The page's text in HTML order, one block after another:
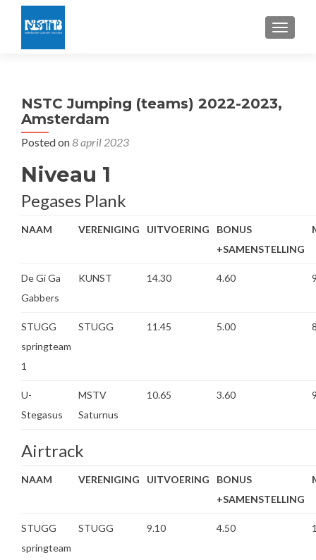
NSTC Jumping (teams) 2022-2023,
Amsterdam
Posted on8 april 2023
Niveau 1
Pegases Plank
NAAM VERENIGING UITVOERING
BONUS
+SAMENSTELLING
De Gi Ga
Gabbers
KUNST 14.30 4.60
STUGG
springteam
1
STUGG 11.45 5.00
U-
Stegasus
MSTV
Saturnus
10.65 3.60
Airtrack
NAAM VERENIGING UITVOERING
BONUS
+SAMENSTELLING
STUGG
springteam
STUGG 9.10 4.50